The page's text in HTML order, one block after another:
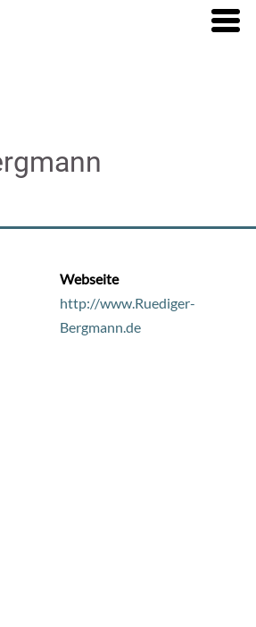
Webseite
http://www.Ruediger-
Bergmann.de